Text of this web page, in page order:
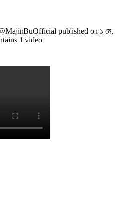
published on ১ মে,
1 video.